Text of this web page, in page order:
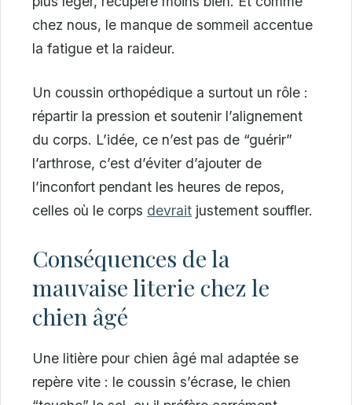
chez nous, le manque de sommeil accentue
la fatigue et la raideur.
Un coussin orthopédique a surtout un rôle :
répartir la pression et soutenir l’alignement
du corps. L’idée, ce n’est pas de “guérir”
l’arthrose, c’est d’éviter d’ajouter de
l’inconfort pendant les heures de repos,
celles où le corps devrait justement souffler.
Conséquences de la
mauvaise literie chez le
chien âgé
Une litière pour chien âgé mal adaptée se
repère vite : le coussin s’écrase, le chien